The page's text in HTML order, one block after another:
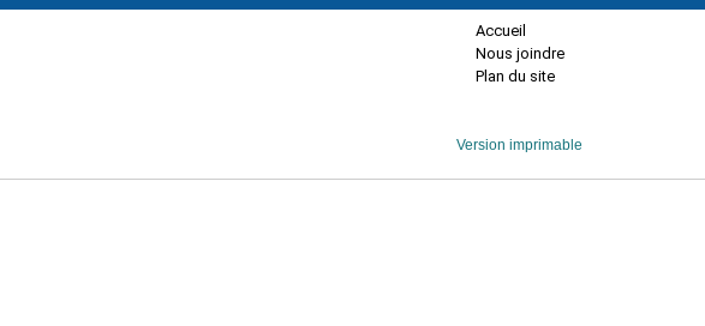
Accueil
Nous joindre
Plan du site
Version imprimable